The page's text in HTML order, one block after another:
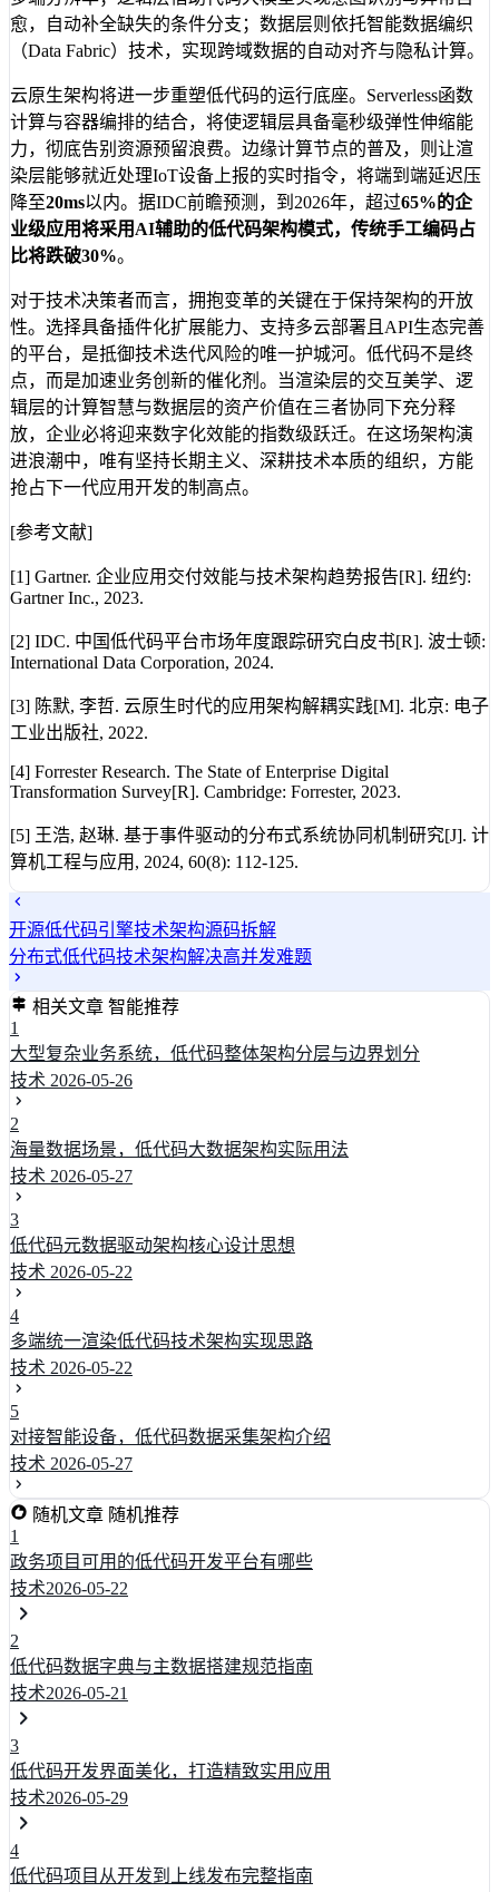
愈，自动补全缺失的条件分支；数据层则依托智能数据编织
（Data Fabric）技术，实现跨域数据的自动对齐与隐私计算。
云原生架构将进一步重塑低代码的运行底座。Serverless函数
计算与容器编排的结合，将使逻辑层具备毫秒级弹性伸缩能
力，彻底告别资源预留浪费。边缘计算节点的普及，则让渲
染层能够就近处理IoT设备上报的实时指令，将端到端延迟压
降至20ms以内。据IDC前瞻预测，到2026年，超过65%的企
业级应用将采用AI辅助的低代码架构模式，传统手工编码占
比将跌破30%。
对于技术决策者而言，拥抱变革的关键在于保持架构的开放
性。选择具备插件化扩展能力、支持多云部署且API生态完善
的平台，是抵御技术迭代风险的唯一护城河。低代码不是终
点，而是加速业务创新的催化剂。当渲染层的交互美学、逻
辑层的计算智慧与数据层的资产价值在三者协同下充分释
放，企业必将迎来数字化效能的指数级跃迁。在这场架构演
进浪潮中，唯有坚持长期主义、深耕技术本质的组织，方能
抢占下一代应用开发的制高点。
[参考文献]
[1] Gartner. 企业应用交付效能与技术架构趋势报告[R]. 纽约:
Gartner Inc., 2023.
[2] IDC. 中国低代码平台市场年度跟踪研究白皮书[R]. 波士顿:
International Data Corporation, 2024.
[3] 陈默, 李哲. 云原生时代的应用架构解耦实践[M]. 北京: 电子
工业出版社, 2022.
[4] Forrester Research. The State of Enterprise Digital
Transformation Survey[R]. Cambridge: Forrester, 2023.
[5] 王浩, 赵琳. 基于事件驱动的分布式系统协同机制研究[J]. 计
算机工程与应用, 2024, 60(8): 112-125.
开源低代码引擎技术架构源码拆解
分布式低代码技术架构解决高并发难题
相关文章 智能推荐
1
大型复杂业务系统，低代码整体架构分层与边界划分
技术 2026-05-26
2
海量数据场景，低代码大数据架构实际用法
技术 2026-05-27
3
低代码元数据驱动架构核心设计思想
技术 2026-05-22
4
多端统一渲染低代码技术架构实现思路
技术 2026-05-22
5
对接智能设备，低代码数据采集架构介绍
技术 2026-05-27
随机文章 随机推荐
1
政务项目可用的低代码开发平台有哪些
技术2026-05-22
2
低代码数据字典与主数据搭建规范指南
技术2026-05-21
3
低代码开发界面美化，打造精致实用应用
技术2026-05-29
4
低代码项目从开发到上线发布完整指南